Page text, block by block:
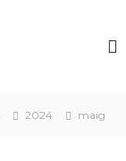
2024 maig